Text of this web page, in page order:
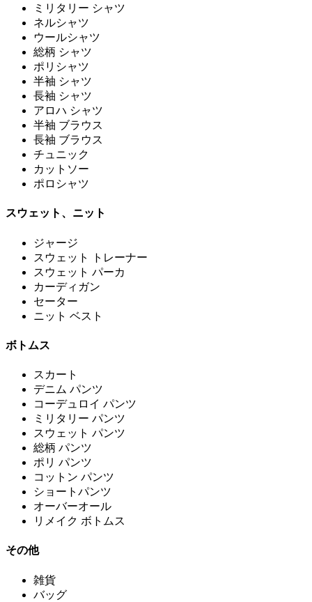
ミリタリー シャツ
ネルシャツ
ウールシャツ
総柄 シャツ
ポリシャツ
半袖 シャツ
長袖 シャツ
アロハ シャツ
半袖 ブラウス
長袖 ブラウス
チュニック
カットソー
ポロシャツ
スウェット、ニット
ジャージ
スウェット トレーナー
スウェット パーカ
カーディガン
セーター
ニット ベスト
ボトムス
スカート
デニム パンツ
コーデュロイ パンツ
ミリタリー パンツ
スウェット パンツ
総柄 パンツ
ポリ パンツ
コットン パンツ
ショートパンツ
オーバーオール
リメイク ボトムス
その他
雑貨
バッグ